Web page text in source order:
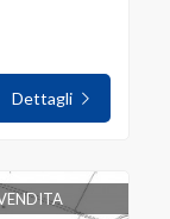
Dettagli